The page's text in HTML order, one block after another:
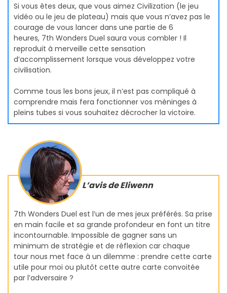
Si vous êtes deux, que vous aimez Civilization (le jeu
vidéo ou le jeu de plateau) mais que vous n’avez pas le
courage de vous lancer dans une partie de 6
heures, 7th Wonders Duel saura vous combler ! Il
reproduit à merveille cette sensation
d’accomplissement lorsque vous développez votre
civilisation.
Comme tous les bons jeux, il n’est pas compliqué à
comprendre mais fera fonctionner vos méninges à
pleins tubes si vous souhaitez décrocher la victoire.
L’avis de Eliwenn
7th Wonders Duel est l’un de mes jeux préférés. Sa prise
en main facile et sa grande profondeur en font un titre
incontournable. Impossible de gagner sans un
minimum de stratégie et de réflexion car chaque
tour nous met face à un dilemme : prendre cette carte
utile pour moi ou plutôt cette autre carte convoitée
par l’adversaire ?